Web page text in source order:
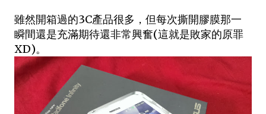
雖然開箱過的3C產品很多，但每次撕開膠膜那一
瞬間還是充滿期待還非常興奮(這就是敗家的原罪
XD)。